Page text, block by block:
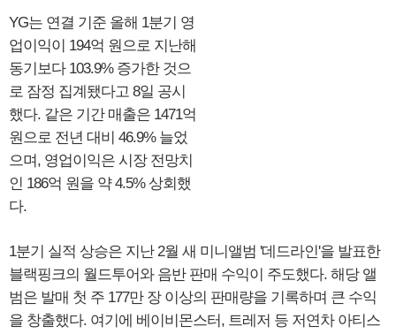
YG는 연결 기준 올해 1분기 영
업이익이 194억 원으로 지난해
동기보다 103.9% 증가한 것으
로 잠정 집계됐다고 8일 공시
했다. 같은 기간 매출은 1471억
원으로 전년 대비 46.9% 늘었
으며, 영업이익은 시장 전망치
인 186억 원을 약 4.5% 상회했
다.
1분기 실적 상승은 지난 2월 새 미니앨범 '데드라인'을 발표한
블랙핑크의 월드투어와 음반 판매 수익이 주도했다. 해당 앨
범은 발매 첫 주 177만 장 이상의 판매량을 기록하며 큰 수익
을 창출했다. 여기에 베이비몬스터, 트레저 등 저연차 아티스